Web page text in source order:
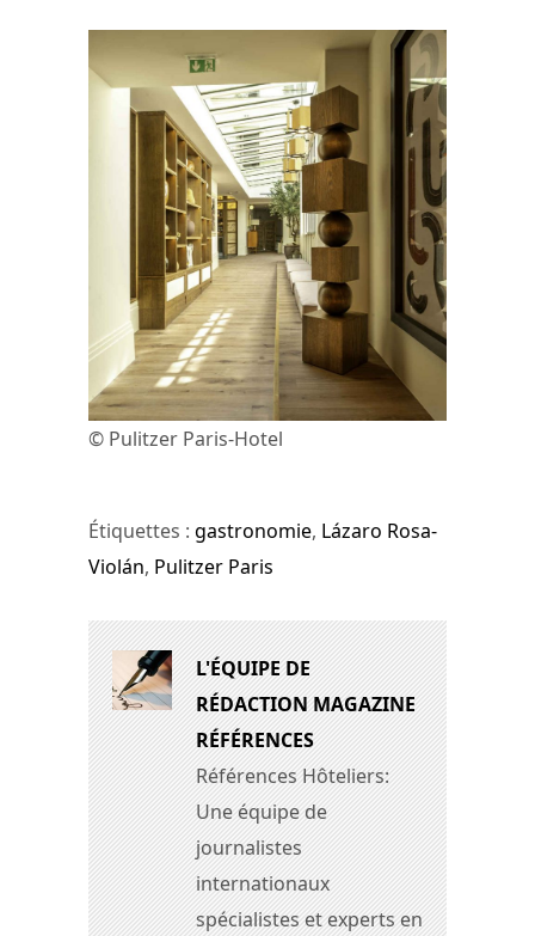
© Pulitzer Paris-Hotel
Étiquettes : gastronomie, Lázaro Rosa-
Violán, Pulitzer Paris
L'ÉQUIPE DE
RÉDACTION MAGAZINE
RÉFÉRENCES
Références Hôteliers:
Une équipe de
journalistes
internationaux
spécialistes et experts en